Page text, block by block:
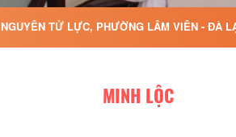
TỬ LỰC, PHƯỜNG LÂM VIÊN - ĐÀ
MINH LỘC